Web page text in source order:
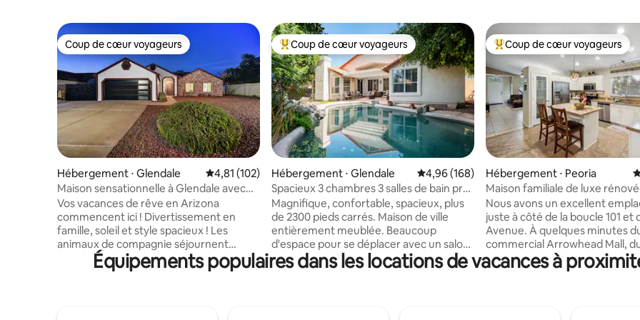
Coup de cœur voyageurs
Coup de cœur voyageurs
Hébergement ⋅ Glendale Évaluation moyenne sur la base de 102 commentaires : 4,81 sur 5
4,81 (102)
Maison sensationnelle à Glendale avec
piscine chauffée GRATUITE !
Vos vacances de rêve en Arizona
commencent ici ! Divertissement en
famille, soleil et style spacieux ! Les
animaux de compagnie séjournent
gratuitement ! Ce logement est fait pour
des souvenirs ! 4 chambres, 2 salles de
Coups de cœur voyageurs les plus appréciés
Coup de cœur voyageurs
Hébergement ⋅ Glendale Évaluation moyenne sur la base de 168
4,96 (168)
Spacieux 3 chambres 3 salles de bain près
des stades sans frais de ménage
Magnifique, confortable, spacieux, plus
de 2300 pieds carrés. Maison de ville
entièrement meublée. Beaucoup
d'espace pour se déplacer avec un salon
et une salle familiale avec une cheminée
à gaz ! Profitez du soleil de l'Arizona ou
Coups de cœur voyageurs les
Coup de cœur voyageurs
Hébergement ⋅ Peoria
Maison familiale de luxe
piscine fermée !
Nous avons un excellent
juste à côté de la boucle 101 et
Avenue. À quelques minutes
commercial Arrowhead Mall,
Tanger Outlet, du cinéma
du Spring Training, de grands
Équipements populaires dans les locations de vacances à